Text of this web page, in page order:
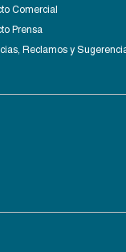
Comercial
Prensa
Reclamos y